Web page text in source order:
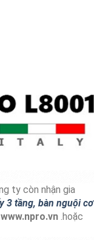
ty còn nhận gia
3 tầng, bàn nguội cơ
www.npro.vn.hoặc